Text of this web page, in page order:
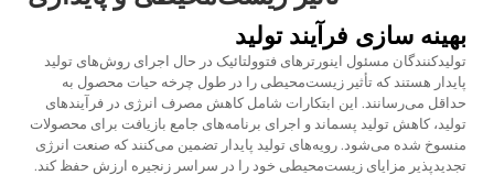
بهینه سازی فرآیند تولید
تولیدکنندگان مسئول اینورترهای فتوولتائیک در حال اجرای روش‌های تولید
پایدار هستند که تأثیر زیست‌محیطی را در طول چرخه حیات محصول به
حداقل می‌رسانند. این ابتکارات شامل کاهش مصرف انرژی در فرآیندهای
تولید، کاهش تولید پسماند و اجرای برنامه‌های جامع بازیافت برای محصولات
منسوخ شده می‌شود. رویه‌های تولید پایدار تضمین می‌کنند که صنعت انرژی
تجدیدپذیر مزایای زیست‌محیطی خود را در سراسر زنجیره ارزش حفظ کند.